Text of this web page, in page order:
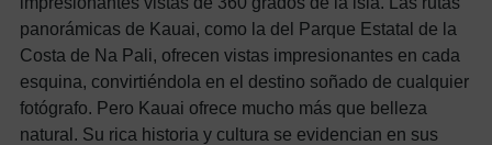
panorámicas de Kauai, como la del Parque Estatal de la
Costa de Na Pali, ofrecen vistas impresionantes en cada
esquina, convirtiéndola en el destino soñado de cualquier
fotógrafo. Pero Kauai ofrece mucho más que belleza
natural. Su rica historia y cultura se evidencian en sus